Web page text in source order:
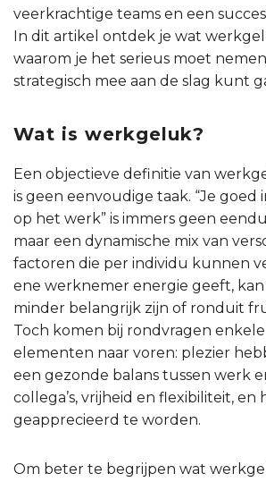
veerkrachtige teams en een
In dit artikel ontdek je wat
waarom je het serieus moet
strategisch mee aan de slag kunt
Wat is werkgeluk?
Een objectieve definitie van
is geen eenvoudige taak. “Je goed
op het werk” is immers geen
maar een dynamische mix van
factoren die per individu kunnen
ene werknemer energie geeft,
minder belangrijk zijn of ronduit
Toch komen bij rondvragen
elementen naar voren: plezier
een gezonde balans tussen werk
collega’s, vrijheid en flexibiliteit, en
geapprecieerd te worden.
Om beter te begrijpen wat